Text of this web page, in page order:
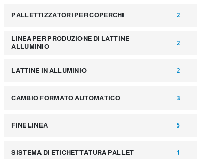
PALLETTIZZATORI PER COPERCHI 2
LINEA PER PRODUZIONE DI LATTINE
ALLUMINIO
2
LATTINE IN ALLUMINIO 2
CAMBIO FORMATO AUTOMATICO 3
FINE LINEA 5
SISTEMA DI ETICHETTATURA PALLET 1